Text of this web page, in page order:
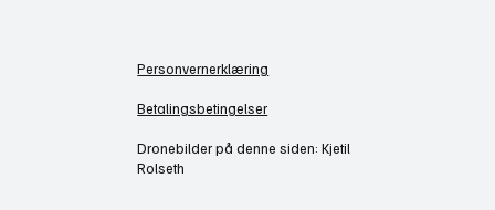
Personvernerklæring
Betalingsbetingelser
Dronebilder på denne siden: Kjetil
Rolseth